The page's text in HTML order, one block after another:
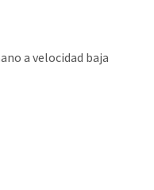
a velocidad baja